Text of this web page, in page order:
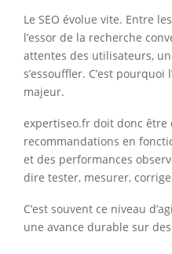
Le SEO évolue vite. Entre
l’essor de la recherche
attentes des utilisateurs,
s’essouffler. C’est
majeur.
expertiseo.fr doit donc être
recommandations en
et des performances
dire tester, mesurer,
C’est souvent ce niveau
une avance durable sur